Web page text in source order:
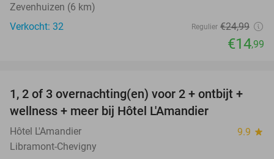
Zevenhuizen (6 km)
Verkocht: 32
Regulier €24,99
€14,99
32%
TODAY
1, 2 of 3 overnachting(en) voor 2 + ontbijt +
wellness + meer bij Hôtel L'Amandier
Hôtel L'Amandier 9.9 star
Libramont-Chevigny